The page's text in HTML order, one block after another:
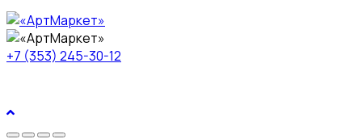
+7 (353) 245-30-12